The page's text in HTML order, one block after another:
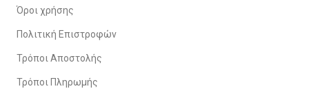
Όροι χρήσης
Πολιτική Επιστροφών
Τρόποι Αποστολής
Τρόποι Πληρωμής